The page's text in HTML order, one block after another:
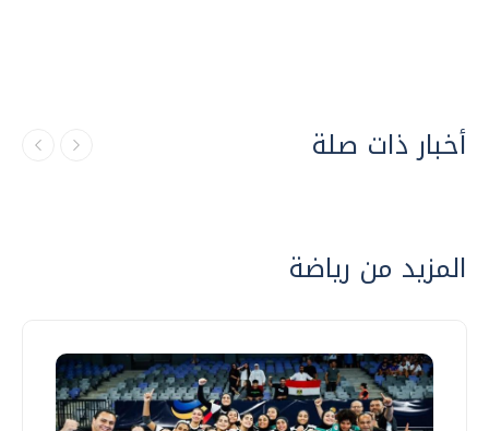
أخبار ذات صلة
المزيد من رياضة